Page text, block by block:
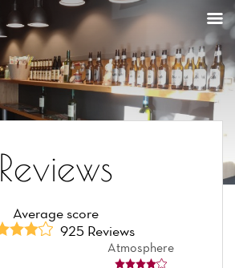
Reviews
Average score
925 Reviews
Atmosphere